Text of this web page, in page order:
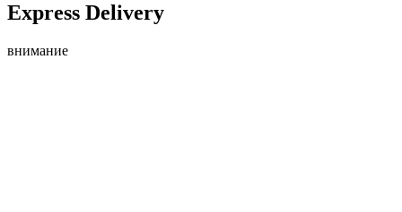
Express Delivery
внимание